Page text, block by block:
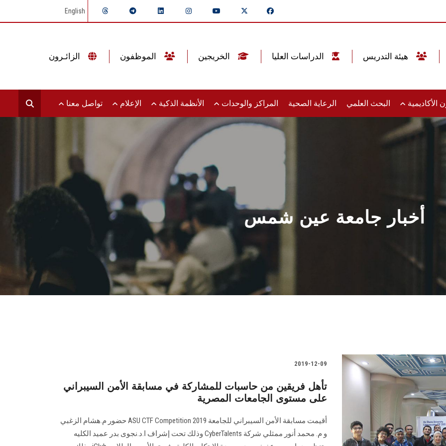
English
الأكاديمية البحث العلمي الرعاية الصحية المراكز والوحدات الأنظمة الذكية الإعلام تواصل معنا
أخبار جامعة عين شمس
2019-12-09
تأهل فريقين من حاسبات للمشاركة في مسابقة الأمن السيبراني
على مستوى الجامعات المصرية
أقيمت مسابقة الأمن السيبراني للجامعة ASU CTF Competition 2019 حضور م.هشام الزغبي
و م. محمد أنور ممثلي شركة CyberTalents وذلك تحت إشراف ا.د.نجوى بدر عميد الكليه